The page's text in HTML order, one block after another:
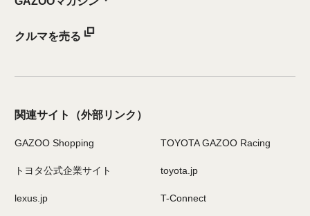
クルマを売る
関連サイト （外部リンク）
GAZOO Shopping TOYOTA GAZOO Racing
トヨタ公式企業サイト toyota.jp
lexus.jp T-Connect